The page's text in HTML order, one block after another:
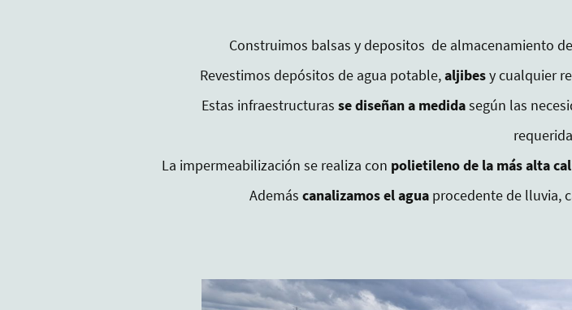
Construimos balsas y depositos de almacenamiento
Revestimos depósitos de agua potable,aljibesy cualquier
Estas infraestructuras se diseñan a medidasegún las
La impermeabilización se realiza con polietileno de la más alta
Además canalizamos el agua procedente de lluvia,